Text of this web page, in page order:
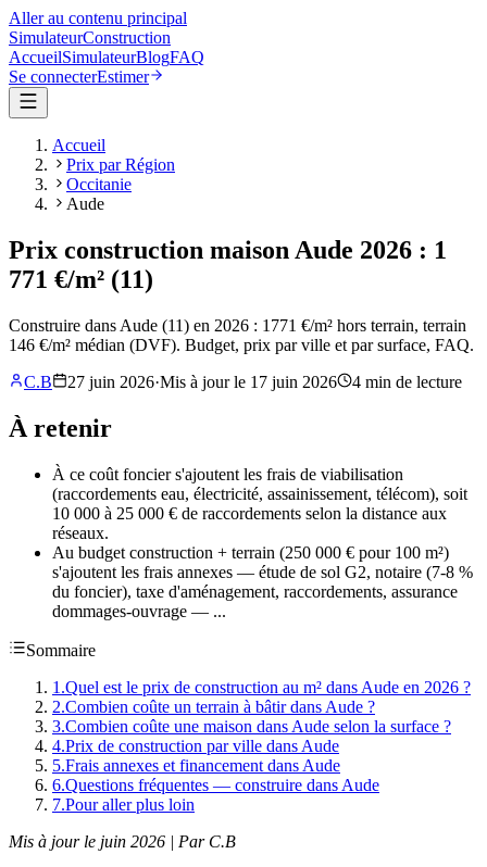
Aller au contenu principal
SimulateurConstruction
AccueilSimulateurBlogFAQ
Se connecterEstimer
Accueil
Prix par Région
Occitanie
Aude
Prix construction maison Aude 2026 : 1
771 €/m² (11)
Construire dans Aude (11) en 2026 : 1771 €/m² hors terrain, terrain
146 €/m² médian (DVF). Budget, prix par ville et par surface, FAQ.
C.B
27 juin 2026·Mis à jour le 17 juin 2026 4 min de lecture
À retenir
À ce coût foncier s'ajoutent les frais de viabilisation
(raccordements eau, électricité, assainissement, télécom), soit
10 000 à 25 000 € de raccordements selon la distance aux
réseaux.
Au budget construction + terrain (250 000 € pour 100 m²)
s'ajoutent les frais annexes — étude de sol G2, notaire (7-8 %
du foncier), taxe d'aménagement, raccordements, assurance
dommages-ouvrage — ...
Sommaire
1 .Quel est le prix de construction au m² dans Aude en 2026 ?
2.Combien coûte un terrain à bâtir dans Aude ?
3.Combien coûte une maison dans Aude selon la surface ?
4.Prix de construction par ville dans Aude
5.Frais annexes et financement dans Aude
6.Questions fréquentes — construire dans Aude
7.Pour aller plus loin
Mis à jour le juin 2026 | Par C.B